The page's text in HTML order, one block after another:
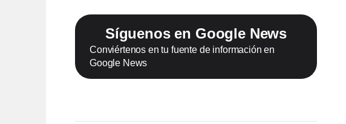
Síguenos en Google News
Conviértenos en tu fuente de información en
Google News